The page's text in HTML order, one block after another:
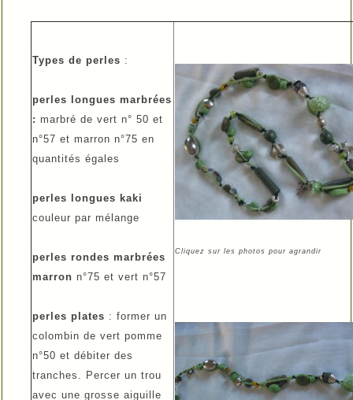
Types de perles :
perles longues marbrées
: marbré de vert n° 50 et
n°57 et marron n°75 en
quantités égales
perles longues kaki
couleur par mélange
perles rondes marbrées
marron n°75 et vert n°57
perles plates : former un
colombin de vert pomme
n°50 et débiter des
tranches. Percer un trou
avec une grosse aiguille
Cliquez sur les photos pour agrandir